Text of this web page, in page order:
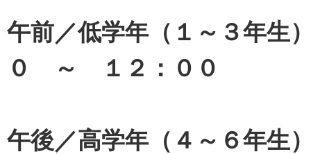
午前／低学年（１～３年
０ ～ １２：００
午後／高学年（４～６年